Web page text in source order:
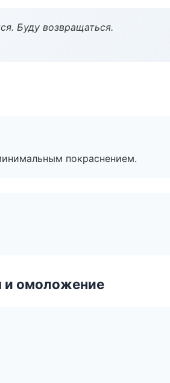
Буду возвращаться.
покраснением.
и омоложение